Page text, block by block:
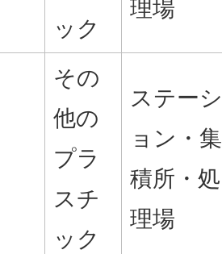
ック
理場
その
他の
プラ
スチ
ック
ステーシ
ョン・集
積所・処
理場